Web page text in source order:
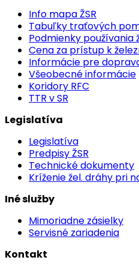
Info mapa ŽSR
Tabuľky traťových
Podmienky používania
Cena za prístup k
Informácie pre
Všeobecné informácie
Koridory RFC
TTR v SR
Legislatíva
Legislatíva
Predpisy ŽSR
Technické dokumenty
Kríženie žel. dráhy pri
Iné služby
Mimoriadne zásielky
Servisné zariadenia
Kontakt